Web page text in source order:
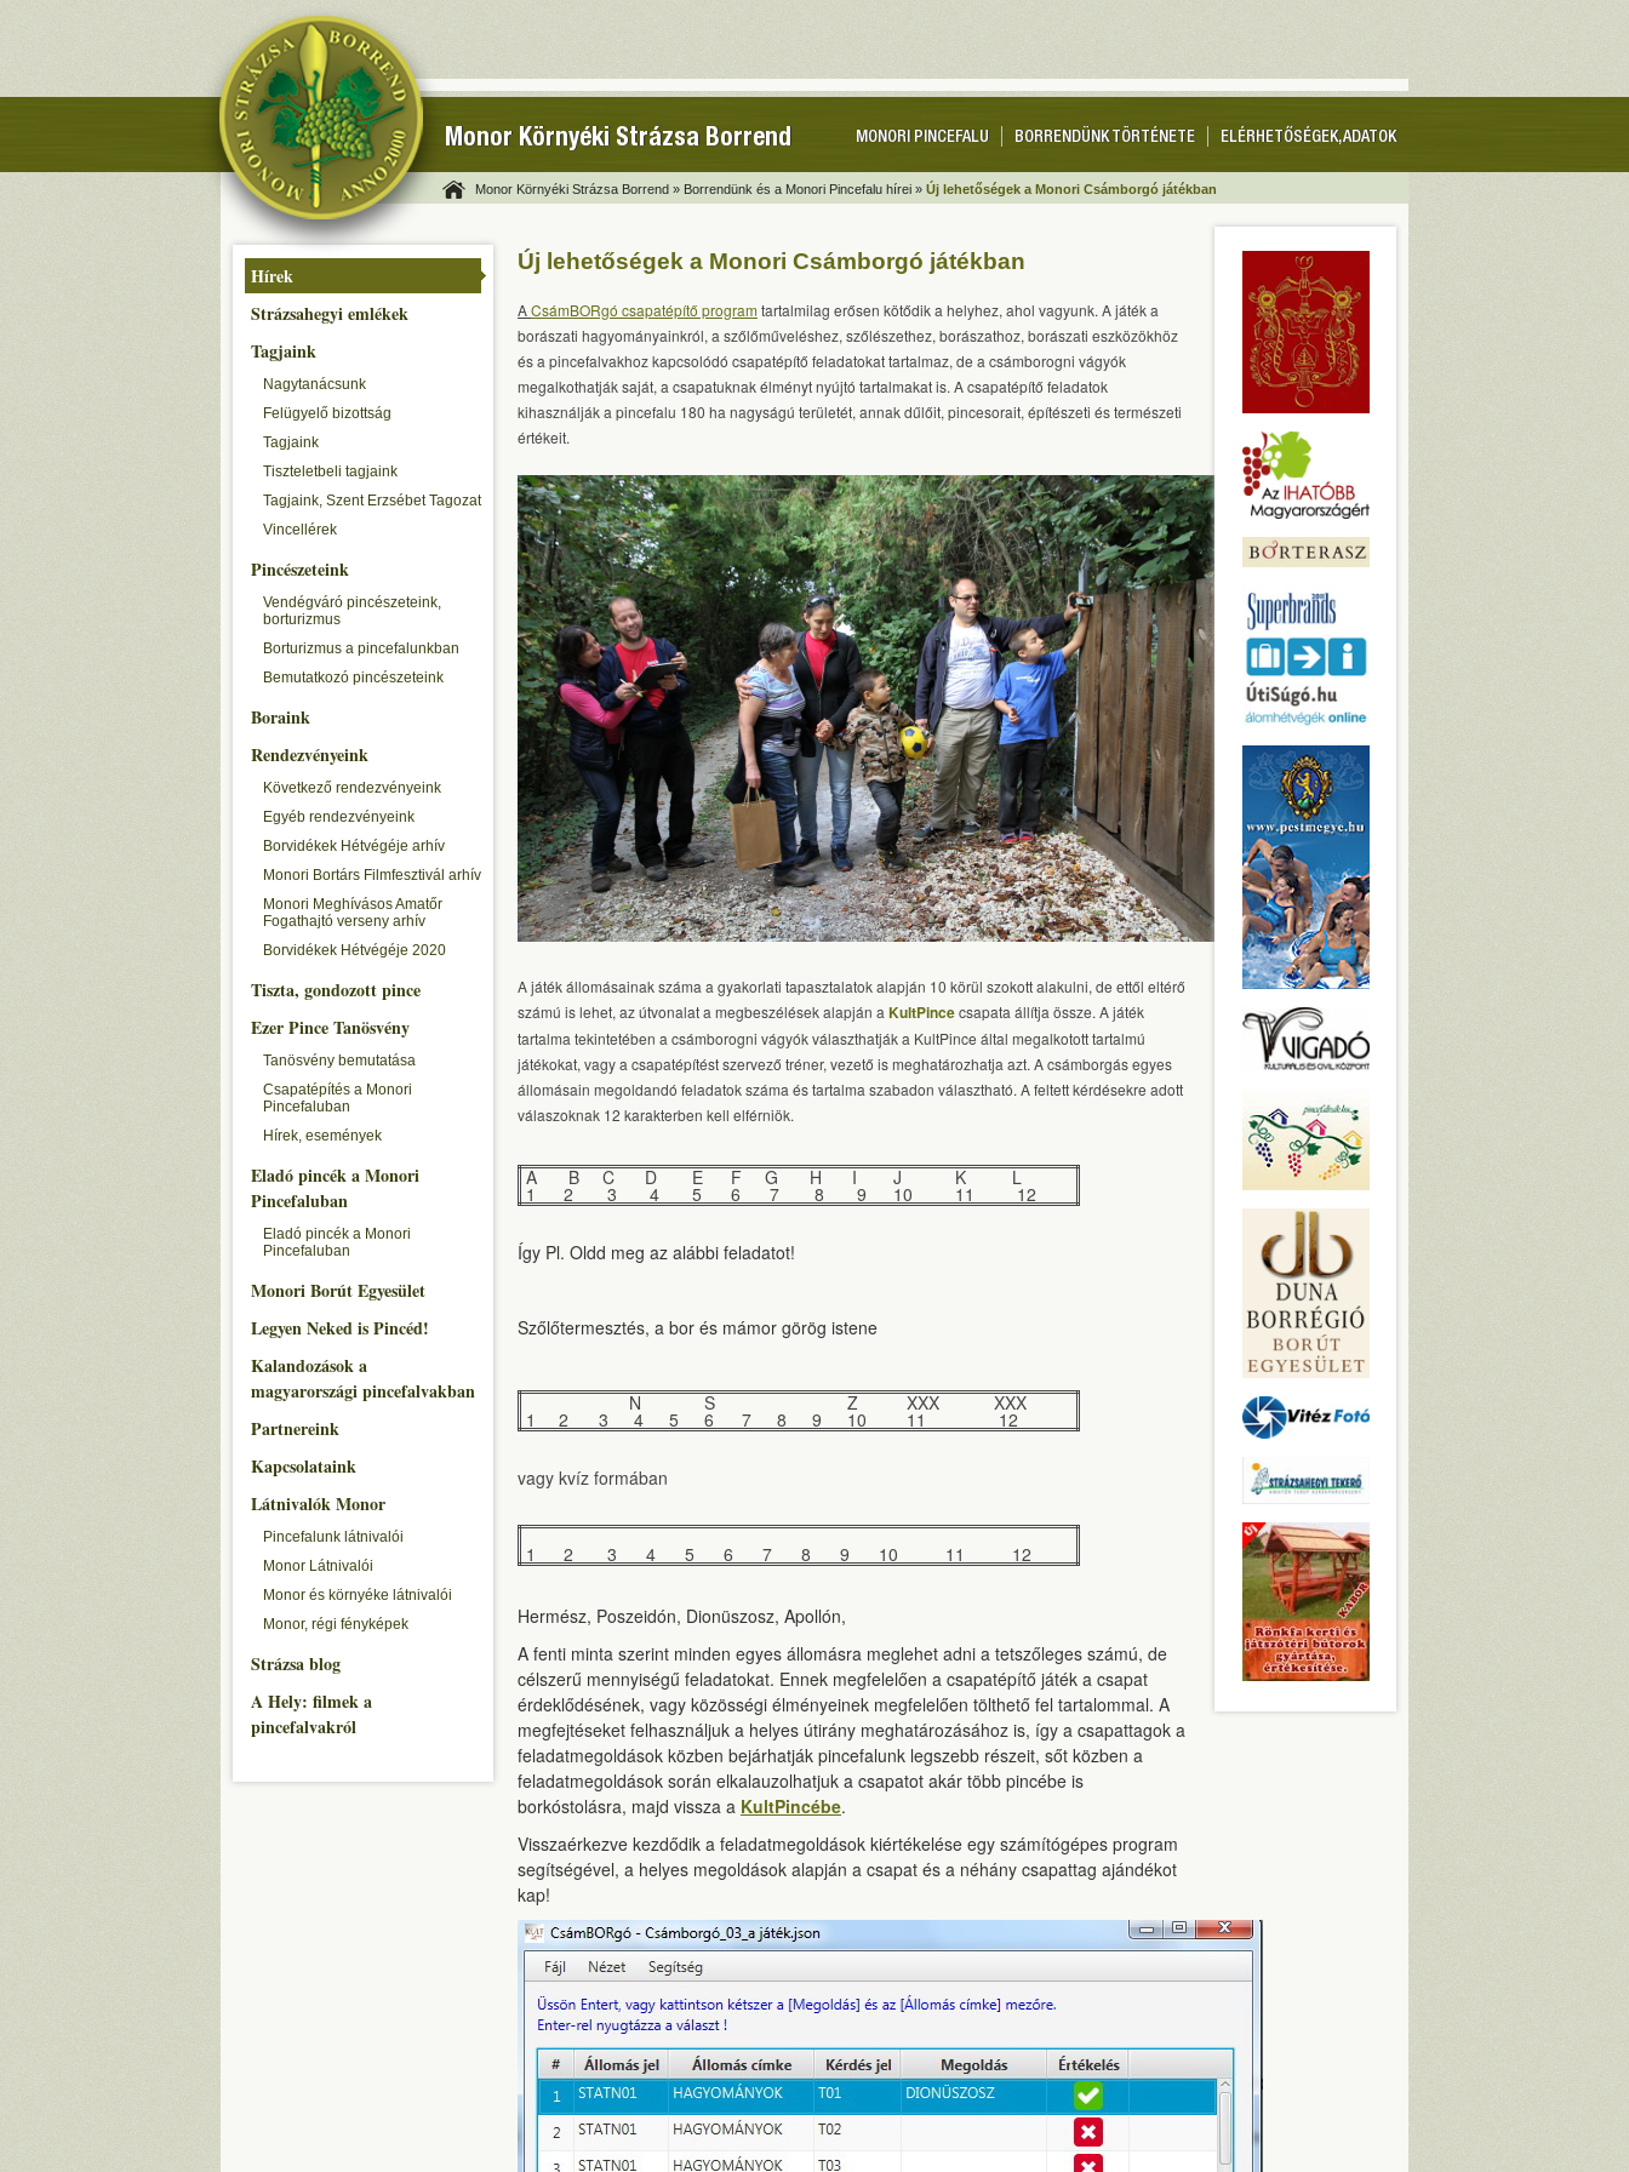
Monor Környéki Strázsa Borrend ELÉRHETŐSÉGEK, ADATOK
BORRENDÜNK TÖRTÉNETE
MONORI PINCEFALU
Monor Környéki Strázsa Borrend » Borrendünk és a Monori Pincefalu hírei » Új lehetőségek a Monori Csámborgó játékban
Hírek
Strázsahegyi emlékek
Tagjaink
Nagytanácsunk
Felügyelő bizottság
Tagjaink
Tiszteletbeli tagjaink
Tagjaink, Szent Erzsébet Tagozat
Vincellérek
Pincészeteink
Vendégváró pincészeteink,
borturizmus
Borturizmus a pincefalunkban
Bemutatkozó pincészeteink
Boraink
Rendezvényeink
Következő rendezvényeink
Egyéb rendezvényeink
Borvidékek Hétvégéje arhív
Monori Bortárs Filmfesztivál arhív
Monori Meghívásos Amatőr
Fogathajtó verseny arhív
Borvidékek Hétvégéje 2020
Tiszta, gondozott pince
Ezer Pince Tanösvény
Tanösvény bemutatása
Csapatépítés a Monori
Pincefaluban
Hírek, események
Eladó pincék a Monori
Pincefaluban
Eladó pincék a Monori
Pincefaluban
Monori Borút Egyesület
Legyen Neked is Pincéd!
Kalandozások a
magyarországi pincefalvakban
Partnereink
Kapcsolataink
Látnivalók Monor
Pincefalunk látnivalói
Monor Látnivalói
Monor és környéke látnivalói
Monor, régi fényképek
Strázsa blog
A Hely: filmek a
pincefalvakról
Új lehetőségek a Monori Csámborgó játékban
ACsámBORgó csapatépítő programtartalmilag erősen kötődik a helyhez, ahol vagyunk. A játék a
borászati hagyományainkról, a szőlőműveléshez, szőlészethez, borászathoz, borászati eszközökhöz
és a pincefalvakhoz kapcsolódó csapatépítő feladatokat tartalmaz, de a csámborogni vágyók
megalkothatják saját, a csapatuknak élményt nyújtó tartalmakat is. A csapatépítő feladatok
kihasználják a pincefalu 180 ha nagyságú területét, annak dűlőit, pincesorait, építészeti és természeti
értékeit.
A játék állomásainak száma a gyakorlati tapasztalatok alapján 10 körül szokott alakulni, de ettől eltérő
számú is lehet, az útvonalat a megbeszélések alapján a KultPincecsapata állítja össze. A játék
tartalma tekintetében a csámborogni vágyók választhatják a KultPince által megalkotott tartalmú
játékokat, vagy a csapatépítést szervező tréner, vezető is meghatározhatja azt. A csámborgás egyes
állomásain megoldandó feladatok száma és tartalma szabadon választható. A feltett kérdésekre adott
válaszoknak 12 karakterben kell elférniök.
A B C D E F G H I J K L
1 2 3 4 5 6 7 8 9 10 11 12
Így Pl. Oldd meg az alábbi feladatot!
Szőlőtermesztés, a bor és mámor görög istene
N S Z XXX XXX
1 2 3 4 5 6 7 8 9 10 11 12
vagy kvíz formában
1 2 3 4 5 6 7 8 9 10 11 12
Hermész, Poszeidón, Dionüszosz, Apollón,
A fenti minta szerint minden egyes állomásra meglehet adni a tetszőleges számú, de
célszerű mennyiségű feladatokat. Ennek megfelelően a csapatépítő játék a csapat
érdeklődésének, vagy közösségi élményeinek megfelelően tölthető fel tartalommal. A
megfejtéseket felhasználjuk a helyes útirány meghatározásához is, így a csapattagok a
feladatmegoldások közben bejárhatják pincefalunk legszebb részeit, sőt közben a
feladatmegoldások során elkalauzolhatjuk a csapatot akár több pincébe is
borkóstolásra, majd vissza a KultPincébe.
Visszaérkezve kezdődik a feladatmegoldások kiértékelése egy számítógépes program
segítségével, a helyes megoldások alapján a csapat és a néhány csapattag ajándékot
kap!